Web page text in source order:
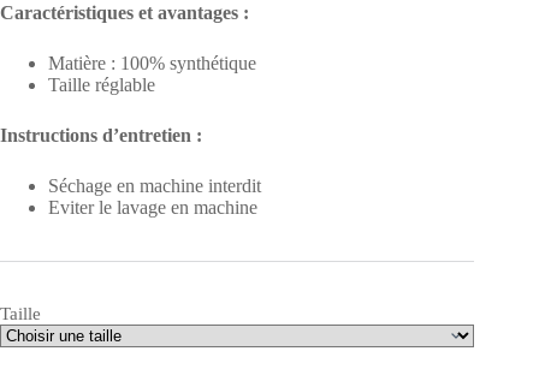
Caractéristiques et avantages :
Matière : 100% synthétique
Taille réglable
Instructions d’entretien :
Séchage en machine interdit
Eviter le lavage en machine
Taille